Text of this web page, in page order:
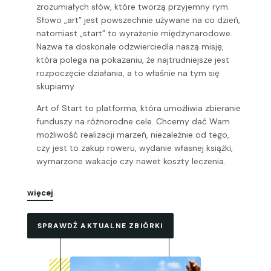
zrozumiałych słów, które tworzą przyjemny rym.
Słowo „art” jest powszechnie używane na co dzień,
natomiast „start” to wyrażenie międzynarodowe.
Nazwa ta doskonale odzwierciedla naszą misję,
która polega na pokazaniu, że najtrudniejsze jest
rozpoczęcie działania, a to właśnie na tym się
skupiamy.
Art of Start to platforma, która umożliwia zbieranie
funduszy na różnorodne cele. Chcemy dać Wam
możliwość realizacji marzeń, niezależnie od tego,
czy jest to zakup roweru, wydanie własnej książki,
wymarzone wakacje czy nawet koszty leczenia.
więcej
SPRAWDŹ AKTUALNE ZBIÓRKI